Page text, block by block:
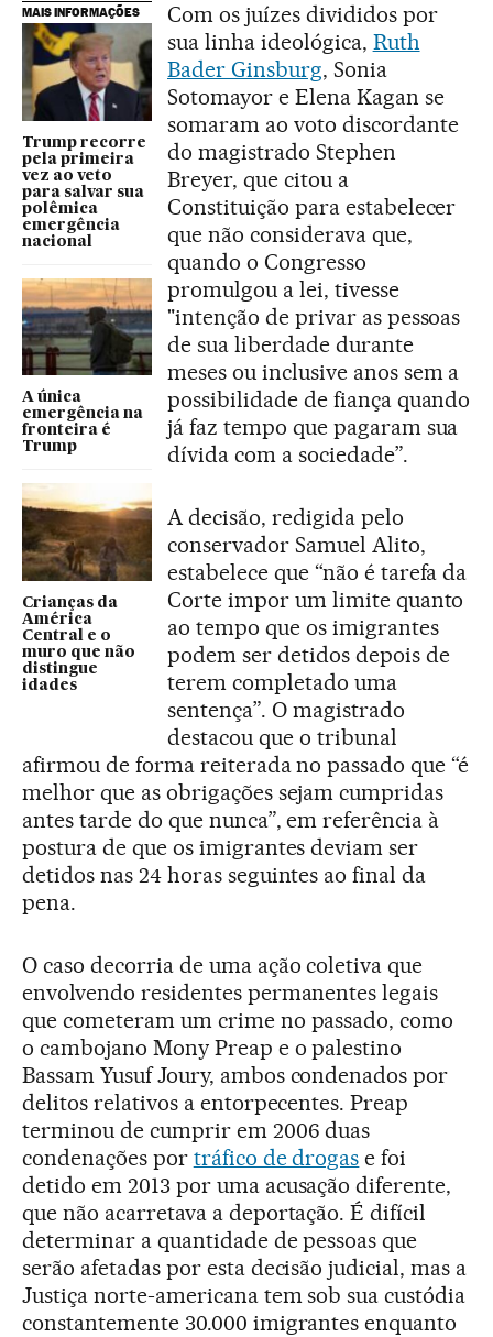
MAIS INFORMAÇÕES
Trump recorre
pela primeira
vez ao veto
para salvar sua
polêmica
emergência
nacional
A única
emergência na
fronteira é
Trump
Crianças da
América
Central e o
muro que não
distingue
idades
Com os juízes divididos por
sua linha ideológica, Ruth
Bader Ginsburg, Sonia
Sotomayor e Elena Kagan se
somaram ao voto discordante
do magistrado Stephen
Breyer, que citou a
Constituição para estabelecer
que não considerava que,
quando o Congresso
promulgou a lei, tivesse
"intenção de privar as pessoas
de sua liberdade durante
meses ou inclusive anos sem a
possibilidade de fiança quando
já faz tempo que pagaram sua
dívida com a sociedade”.
A decisão, redigida pelo
conservador Samuel Alito,
estabelece que “não é tarefa da
Corte impor um limite quanto
ao tempo que os imigrantes
podem ser detidos depois de
terem completado uma
sentença”. O magistrado
destacou que o tribunal
afirmou de forma reiterada no passado que “é
melhor que as obrigações sejam cumpridas
antes tarde do que nunca”, em referência à
postura de que os imigrantes deviam ser
detidos nas 24 horas seguintes ao final da
pena.
O caso decorria de uma ação coletiva que
envolvendo residentes permanentes legais
que cometeram um crime no passado, como
o cambojano Mony Preap e o palestino
Bassam Yusuf Joury, ambos condenados por
delitos relativos a entorpecentes. Preap
terminou de cumprir em 2006 duas
condenações por tráfico de drogas e foi
detido em 2013 por uma acusação diferente,
que não acarretava a deportação. É difícil
determinar a quantidade de pessoas que
serão afetadas por esta decisão judicial, mas a
Justiça norte-americana tem sob sua custódia
constantemente 30.000 imigrantes enquanto